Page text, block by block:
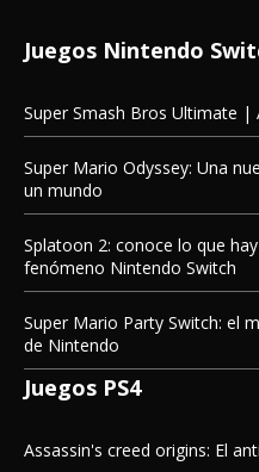
Juegos Nintendo
Super Smash Bros Ultimate |
Super Mario Odyssey: Una
un mundo
Splatoon 2: conoce lo que
fenómeno Nintendo Switch
Super Mario Party Switch: el
de Nintendo
Juegos PS4
Assassin's creed origins: El